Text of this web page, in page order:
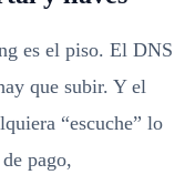
es el piso. El DNS
que subir. Y el
“escuche” lo
pago,